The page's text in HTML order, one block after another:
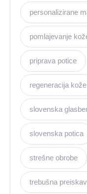
personalizirane
pomlajevanje
priprava potice
regeneracija kože
slovenska
slovenska potica
strešne obrobe
trebušna